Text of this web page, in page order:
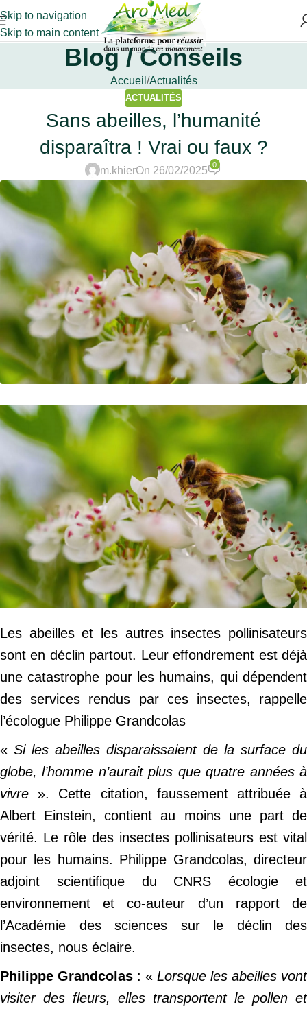
Skip to navigation
Skip to main content
Blog / Conseils
Accueil Actualités
ACTUALITÉS
Sans abeilles, l’humanité
disparaîtra ! Vrai ou faux ?
m.khierOn 26/02/2025
0
Les abeilles et les autres insectes pollinisateurs
sont en déclin partout. Leur effondrement est déjà
une catastrophe pour les humains, qui dépendent
des services rendus par ces insectes, rappelle
l’écologue Philippe Grandcolas
« Si les abeilles disparaissaient de la surface du
globe, l’homme n’aurait plus que quatre années à
vivre ». Cette citation, faussement attribuée à
Albert Einstein, contient au moins une part de
vérité. Le rôle des insectes pollinisateurs est vital
pour les humains. Philippe Grandcolas, directeur
adjoint scientifique du CNRS écologie et
environnement et co-auteur d’un rapport de
l’Académie des sciences sur le déclin des
insectes, nous éclaire.
Philippe Grandcolas : « Lorsque les abeilles vont
visiter des fleurs, elles transportent le pollen et